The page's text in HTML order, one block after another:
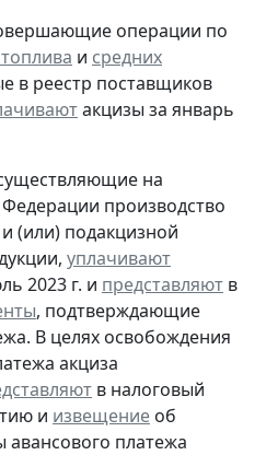
операции по
и средних
в реестр поставщиков
акцизы за январь
на
производство
(или) подакцизной
уплачивают
2023 г. и представляют в
, подтверждающие
В целях освобождения
акциза
в налоговый
и извещение об
авансового платежа